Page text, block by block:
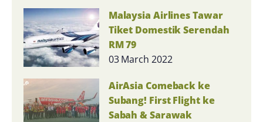
Malaysia Airlines Tawar
Tiket Domestik Serendah
RM 79
03 March 2022
AirAsia Comeback ke
Subang! First Flight ke
Sabah & Sarawak